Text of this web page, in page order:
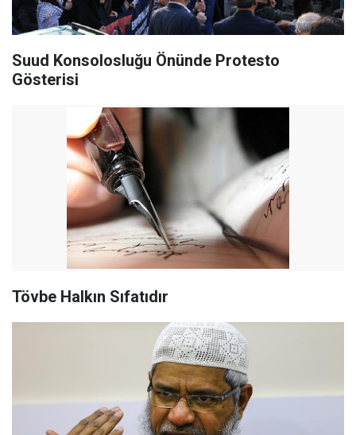
Suud Konsolosluğu Önünde Protesto
Gösterisi
Tövbe Halkın Sıfatıdır